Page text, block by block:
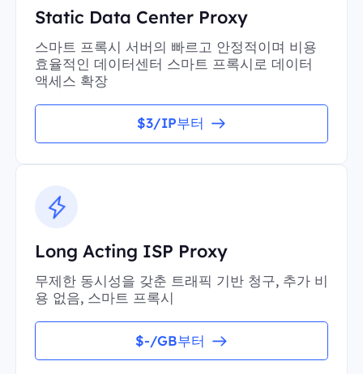
Static Data Center Proxy
스마트 프록시 서버의 빠르고 안정적이며 비용
효율적인 데이터센터 스마트 프록시로 데이터
액세스 확장
$3/IP부터
Long Acting ISP Proxy
무제한 동시성을 갖춘 트래픽 기반 청구, 추가 비
용 없음, 스마트 프록시
$-/GB부터